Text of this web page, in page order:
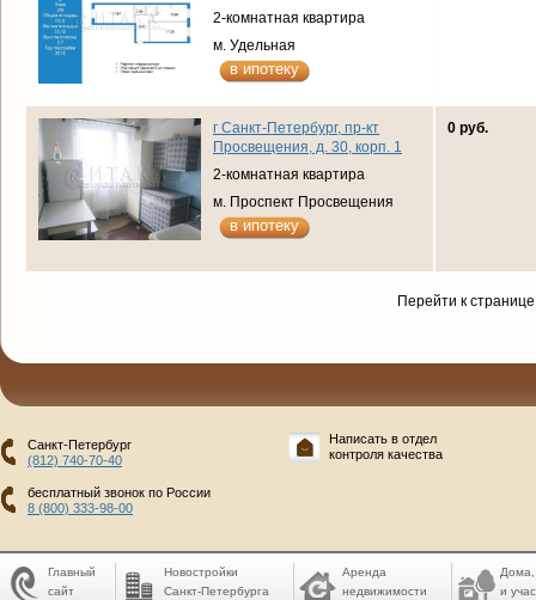
2-комнатная квартира
м. Удельная
в ипотеку
г Санкт-Петербург, пр-кт
Просвещения, д. 30, корп. 1
2-комнатная квартира
м. Проспект Просвещения
в ипотеку
0 руб.
Перейти к
Санкт-Петербург
(812) 740-70-40
бесплатный звонок по России
8 (800) 333-98-00
Написать в отдел
контроля качества
Главный
сайт
Новостройки
Санкт-Петербурга
Аренда
недвижимости
Дома,
и